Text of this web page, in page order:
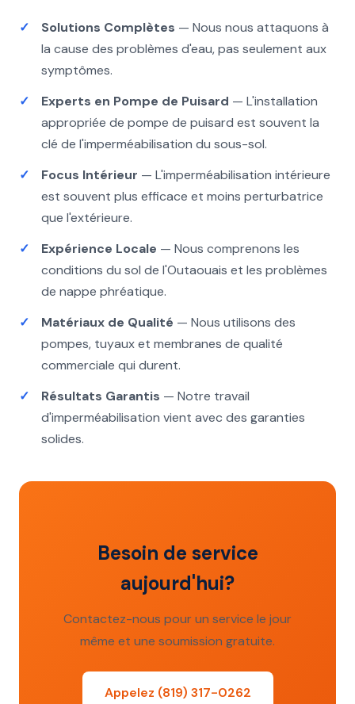
Solutions Complètes — Nous nous attaquons à
la cause des problèmes d'eau, pas seulement aux
symptômes.
Experts en Pompe de Puisard — L'installation
appropriée de pompe de puisard est souvent la
clé de l'imperméabilisation du sous-sol.
Focus Intérieur — L'imperméabilisation intérieure
est souvent plus efficace et moins perturbatrice
que l'extérieure.
Expérience Locale — Nous comprenons les
conditions du sol de l'Outaouais et les problèmes
de nappe phréatique.
Matériaux de Qualité — Nous utilisons des
pompes, tuyaux et membranes de qualité
commerciale qui durent.
Résultats Garantis — Notre travail
d'imperméabilisation vient avec des garanties
solides.
Besoin de service
aujourd'hui?
Contactez-nous pour un service le jour
même et une soumission gratuite.
Appelez (819) 317-0262